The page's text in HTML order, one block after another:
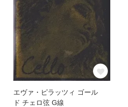
エヴァ・ピラッツィ ゴール
ド チェロ弦 G線